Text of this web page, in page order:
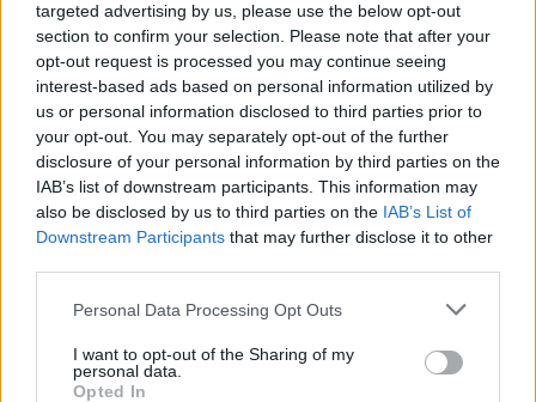
targeted advertising by us, please use the below opt-out
section to confirm your selection. Please note that after your
opt-out request is processed you may continue seeing
interest-based ads based on personal information utilized by
us or personal information disclosed to third parties prior to
your opt-out. You may separately opt-out of the further
disclosure of your personal information by third parties on the
IAB’s list of downstream participants. This information may
also be disclosed by us to third parties on the IAB’s List of
Downstream Participants that may further disclose it to other
Personal Data Processing Opt Outs
I want to opt-out of the Sharing of my
personal data.
Opted In
ΟΙ ΕΚΔΗΛΩΣΕΙΣ ΜΑΣ
ΚΑΤΗΓΟΡΙΕΣ ΝΕΩΝ
ΑΜΜΟΧΩΣΤΟΣ
ΑΝΑΚΟΙΝΩΣΕΙΣ
ΛΑΡΝΑΚΑ